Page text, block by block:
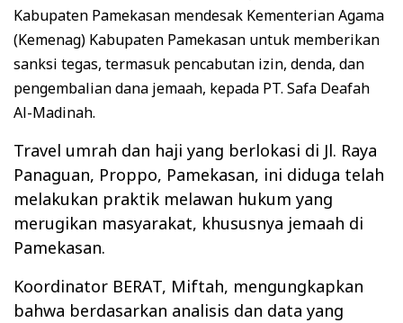
Kabupaten Pamekasan mendesak Kementerian Agama
(Kemenag) Kabupaten Pamekasan untuk memberikan
sanksi tegas, termasuk pencabutan izin, denda, dan
pengembalian dana jemaah, kepada PT. Safa Deafah
Al-Madinah.
Travel umrah dan haji yang berlokasi di Jl. Raya
Panaguan, Proppo, Pamekasan, ini diduga telah
melakukan praktik melawan hukum yang
merugikan masyarakat, khususnya jemaah di
Pamekasan.
Koordinator BERAT, Miftah, mengungkapkan
bahwa berdasarkan analisis dan data yang